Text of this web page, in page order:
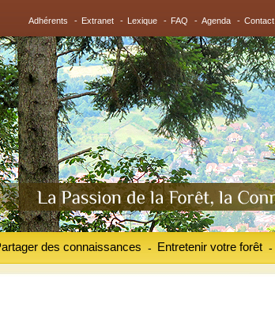
Adhérents - Extranet - Lexique - FAQ - Agenda - Contact
des connaissances Entretenir votre forêt
- -